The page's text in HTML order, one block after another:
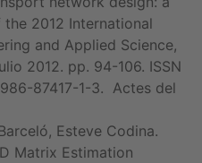
2012 International
and Applied Science,
2012. pp. 94-106. ISSN
87417-1-3. Actes del
Esteve Codina.
Matrix Estimation